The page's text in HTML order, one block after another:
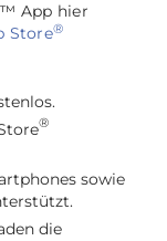
App hier
Store®
®
sowie
die